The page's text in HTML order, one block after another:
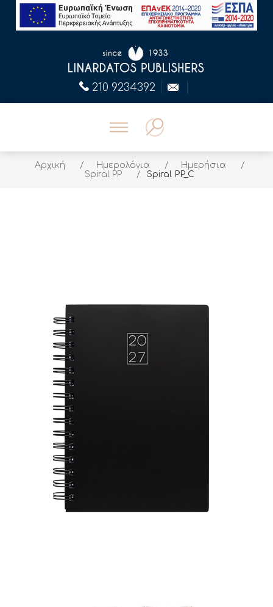
210 9234392
Αρχική / Ημερολόγια / Ημερήσια
/
Spiral PP
/ Spiral PP_C